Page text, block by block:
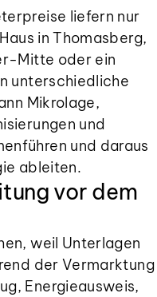
liefern nur
in Thomasberg,
Mitte oder ein
unterschiedliche
Mikrolage,
und
und daraus
ableiten.
vor dem
weil Unterlagen
der Vermarktung
Energieausweis,